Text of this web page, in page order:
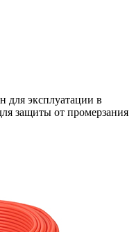
для эксплуатации в
защиты от промерзания